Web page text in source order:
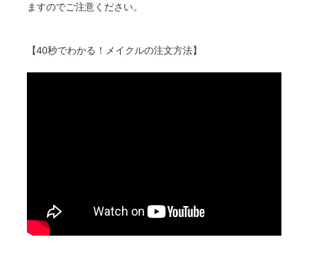
ますのでご注意ください。
【40秒でわかる！メイクルの注文方法】